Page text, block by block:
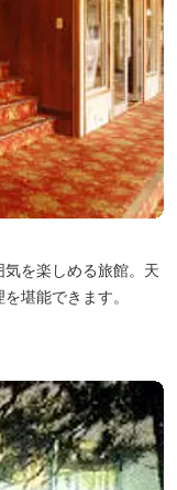
を楽しめる旅館。天
堪能できます。